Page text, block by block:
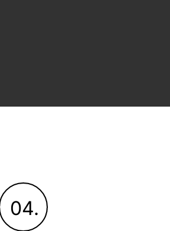
04.